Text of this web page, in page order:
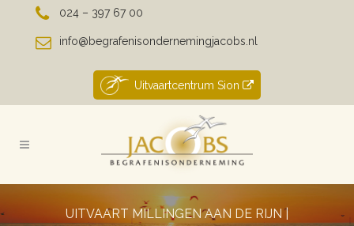
024 – 397 67 00
info@begrafenisondernemingjacobs.nl
Uitvaartcentrum Sion
UITVAART MILLINGEN AAN DE RIJN |